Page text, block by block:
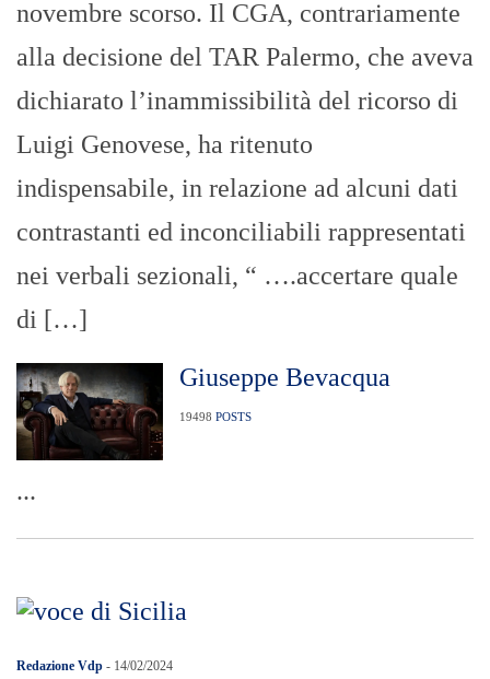
novembre scorso. Il CGA, contrariamente
alla decisione del TAR Palermo, che aveva
dichiarato l’inammissibilità del ricorso di
Luigi Genovese, ha ritenuto
indispensabile, in relazione ad alcuni dati
contrastanti ed inconciliabili rappresentati
nei verbali sezionali, “ ….accertare quale
di […]
Giuseppe Bevacqua
19498 POSTS
...
Redazione Vdp - 14/02/2024